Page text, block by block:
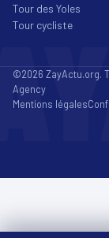
Tour des Yoles
Tour cycliste
©2026 ZayActu.org.
Agency
Mentions légales